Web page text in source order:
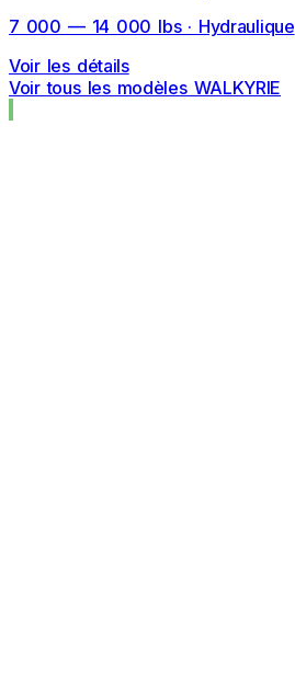
7 000 — 14 000 lbs · Hydraulique
Voir les détails
Voir tous les modèles WALKYRIE